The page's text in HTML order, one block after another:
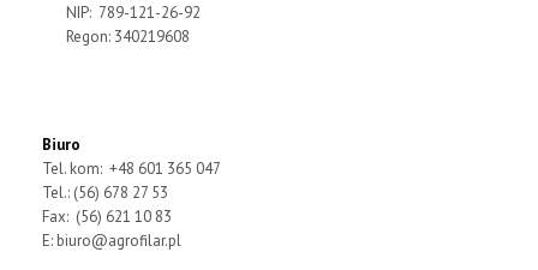
NIP: 789-121-26-92
Regon: 340219608
Biuro
Tel. kom: +48 601 365 047
Tel.: (56) 678 27 53
Fax: (56) 621 10 83
E: biuro@agrofilar.pl